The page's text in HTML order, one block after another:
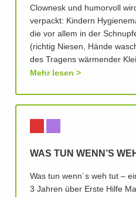
Clownesk und humorvoll
verpackt: Kindern
die vor allem in der
(richtig Niesen, Hände
des Tragens wärmender
Mehr lesen
WAS TUN WENN’S
Was tun wenn´s weh tut –
3 Jahren über Erste Hilfe